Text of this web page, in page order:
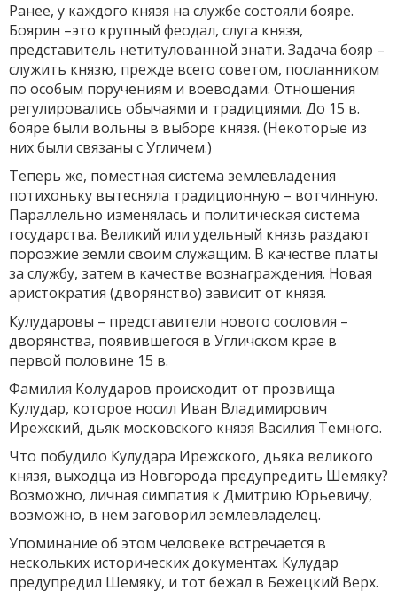
Ранее, у каждого князя на службе состояли бояре.
Боярин –это крупный феодал, слуга князя,
представитель нетитулованной знати. Задача бояр –
служить князю, прежде всего советом, посланником
по особым поручениям и воеводами. Отношения
регулировались обычаями и традициями. До 15 в.
бояре были вольны в выборе князя. (Некоторые из
них были связаны с Угличем.)
Теперь же, поместная система землевладения
потихоньку вытесняла традиционную – вотчинную.
Параллельно изменялась и политическая система
государства. Великий или удельный князь раздают
порозжие земли своим служащим. В качестве платы
за службу, затем в качестве вознаграждения. Новая
аристократия (дворянство) зависит от князя.
Кулударовы – представители нового сословия –
дворянства, появившегося в Угличском крае в
первой половине 15 в.
Фамилия Колударов происходит от прозвища
Кулудар, которое носил Иван Владимирович
Ирежский, дьяк московского князя Василия Темного.
Что побудило Кулудара Ирежского, дьяка великого
князя, выходца из Новгорода предупредить Шемяку?
Возможно, личная симпатия к Дмитрию Юрьевичу,
возможно, в нем заговорил землевладелец.
Упоминание об этом человеке встречается в
нескольких исторических документах. Кулудар
предупредил Шемяку, и тот бежал в Бежецкий Верх.